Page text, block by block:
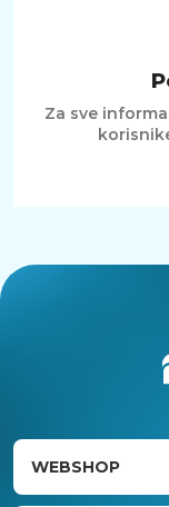
Za sve
WEBSHOP